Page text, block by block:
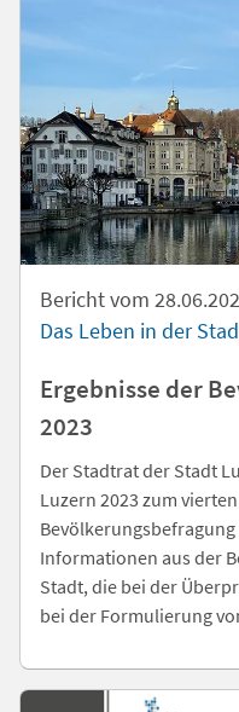
Bericht vom
Das Leben in der
Ergebnisse der
2023
Der Stadtrat der Stadt
Luzern 2023 zum
Informationen aus der
Stadt, die bei der
bei der Formulierung